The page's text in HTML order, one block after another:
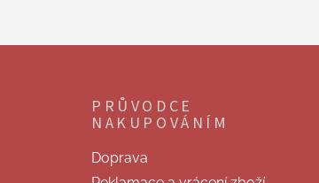
PRŮVODCE
NAKUPOVÁNÍM
Doprava